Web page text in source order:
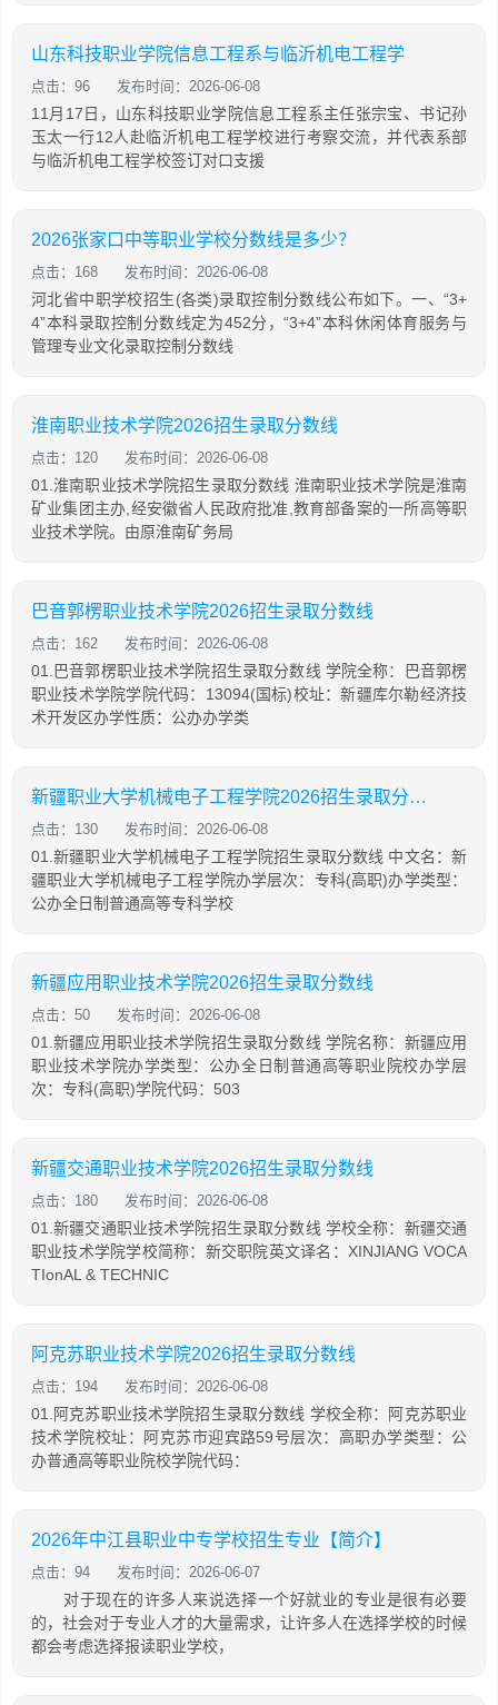
山东科技职业学院信息工程系与临沂机电工程学
点击：96 发布时间：2026-06-08
11月17日，山东科技职业学院信息工程系主任张宗宝、书记孙
玉太一行12人赴临沂机电工程学校进行考察交流，并代表系部
与临沂机电工程学校签订对口支援
2026张家口中等职业学校分数线是多少？
点击：168 发布时间：2026-06-08
河北省中职学校招生(各类)录取控制分数线公布如下。一、“3+
4”本科录取控制分数线定为452分，“3+4”本科休闲体育服务与
管理专业文化录取控制分数线
淮南职业技术学院2026招生录取分数线
点击：120 发布时间：2026-06-08
01.淮南职业技术学院招生录取分数线 淮南职业技术学院是淮南
矿业集团主办,经安徽省人民政府批准,教育部备案的一所高等职
业技术学院。由原淮南矿务局
巴音郭楞职业技术学院2026招生录取分数线
点击：162 发布时间：2026-06-08
01.巴音郭楞职业技术学院招生录取分数线 学院全称：巴音郭楞
职业技术学院学院代码：13094(国标)校址：新疆库尔勒经济技
术开发区办学性质：公办办学类
新疆职业大学机械电子工程学院2026招生录取分数线
点击：130 发布时间：2026-06-08
01.新疆职业大学机械电子工程学院招生录取分数线 中文名：新
疆职业大学机械电子工程学院办学层次：专科(高职)办学类型：
公办全日制普通高等专科学校
新疆应用职业技术学院2026招生录取分数线
点击：50 发布时间：2026-06-08
01.新疆应用职业技术学院招生录取分数线 学院名称：新疆应用
职业技术学院办学类型：公办全日制普通高等职业院校办学层
次：专科(高职)学院代码：503
新疆交通职业技术学院2026招生录取分数线
点击：180 发布时间：2026-06-08
01.新疆交通职业技术学院招生录取分数线 学校全称：新疆交通
职业技术学院学校简称：新交职院英文译名：XINJIANG VOCA
TIonAL & TECHNIC
阿克苏职业技术学院2026招生录取分数线
点击：194 发布时间：2026-06-08
01.阿克苏职业技术学院招生录取分数线 学校全称：阿克苏职业
技术学院校址：阿克苏市迎宾路59号层次：高职办学类型：公
办普通高等职业院校学院代码：
2026年中江县职业中专学校招生专业【简介】
点击：94 发布时间：2026-06-07
对于现在的许多人来说选择一个好就业的专业是很有必要
的，社会对于专业人才的大量需求，让许多人在选择学校的时候
都会考虑选择报读职业学校，